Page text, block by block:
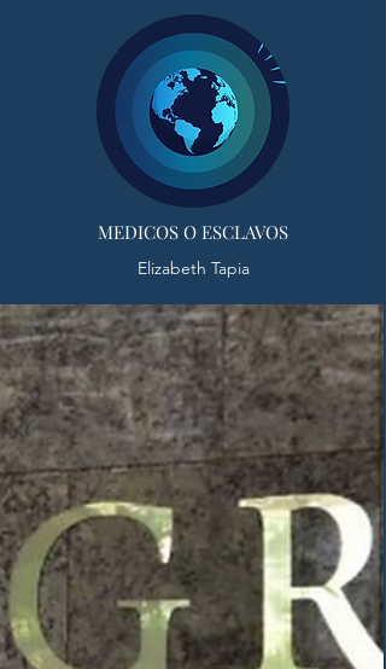
MEDICOS O ESCLAVOS
Elizabeth Tapia